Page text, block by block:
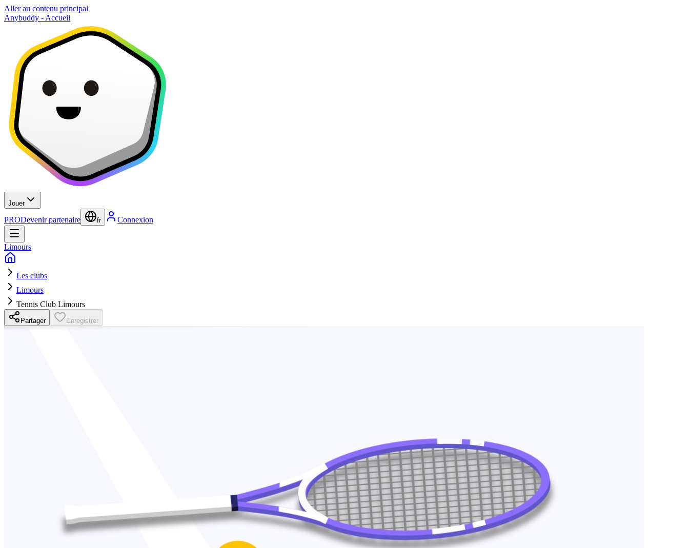
Aller au contenu principal
Anybuddy - Accueil
Jouer
PRODevenir partenaire fr Connexion
Limours
Les clubs
Limours
Tennis Club Limours
Partager Enregistrer